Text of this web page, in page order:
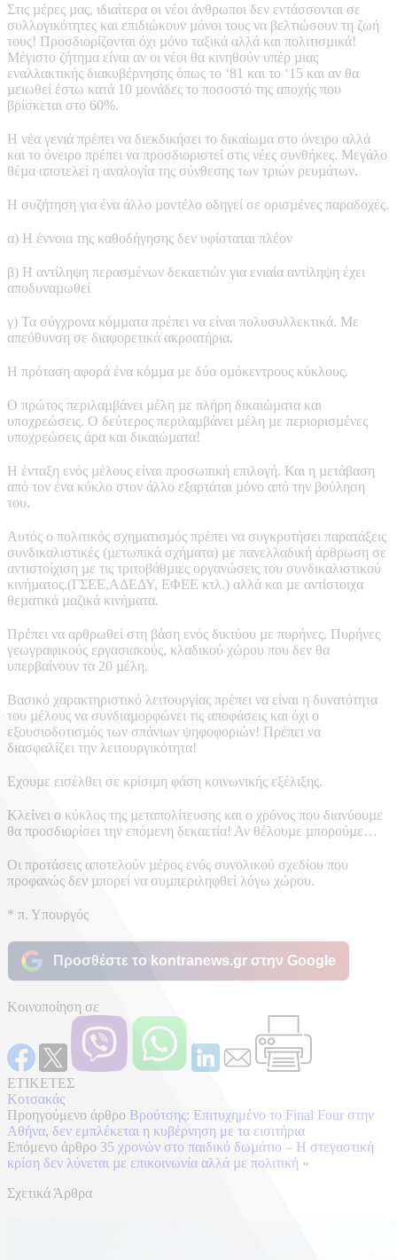
Στις µέρες µας, ιδιαίτερα οι νέοι άνθρωποι δεν εντάσσονται σε
συλλογικότητες και επιδιώκουν µόνοι τους να βελτιώσουν τη ζωή
τους! Προσδιορίζονται όχι µόνο ταξικά αλλά και πολιτισµικά!
Μέγιστο ζήτηµα είναι αν οι νέοι θα κινηθούν υπέρ µιας
εναλλακτικής διακυβέρνησης όπως το ‘81 και το ‘15 και αν θα
µειωθεί έστω κατά 10 µονάδες το ποσοστό της αποχής που
βρίσκεται στο 60%.
Η νέα γενιά πρέπει να διεκδικήσει το δικαίωµα στο όνειρο αλλά
και το όνειρο πρέπει να προσδιοριστεί στις νέες συνθήκες. Μεγάλο
θέµα αποτελεί η αναλογία της σύνθεσης των τριών ρευµάτων.
Η συζήτηση για ένα άλλο µοντέλο οδηγεί σε ορισµένες παραδοχές.
α) Η έννοια της καθοδήγησης δεν υφίσταται πλέον
β) Η αντίληψη περασµένων δεκαετιών για ενιαία αντίληψη έχει
αποδυναµωθεί
γ) Τα σύγχρονα κόµµατα πρέπει να είναι πολυσυλλεκτικά. Με
απεύθυνση σε διαφορετικά ακροατήρια.
Η πρόταση αφορά ένα κόµµα µε δύο οµόκεντρους κύκλους.
Ο πρώτος περιλαµβάνει µέλη µε πλήρη δικαιώµατα και
υποχρεώσεις. Ο δεύτερος περιλαµβάνει µέλη µε περιορισµένες
υποχρεώσεις άρα και δικαιώµατα!
Η ένταξη ενός µέλους είναι προσωπική επιλογή. Και η µετάβαση
από τον ένα κύκλο στον άλλο εξαρτάται µόνο από την βούληση
του.
Αυτός ο πολιτικός σχηµατισµός πρέπει να συγκροτήσει παρατάξεις
συνδικαλιστικές (µετωπικά σχήµατα) µε πανελλαδική άρθρωση σε
αντιστοίχιση µε τις τριτοβάθµιες οργανώσεις του συνδικαλιστικού
κινήµατος.(ΓΣΕΕ,ΑΔΕΔΥ, ΕΦΕΕ κτλ.) αλλά και µε αντίστοιχα
θεµατικά µαζικά κινήµατα.
Πρέπει να αρθρωθεί στη βάση ενός δικτύου µε πυρήνες. Πυρήνες
γεωγραφικούς εργασιακούς, κλαδικού χώρου που δεν θα
υπερβαίνουν τα 20 µέλη.
Βασικό χαρακτηριστικό λειτουργίας πρέπει να είναι η δυνατότητα
του µέλους να συνδιαµορφώνει τις αποφάσεις και όχι ο
εξουσιοδοτισµός των σπάνιων ψηφοφοριών! Πρέπει να
διασφαλίζει την λειτουργικότητα!
Εχουµε εισέλθει σε κρίσιµη φάση κοινωνικής εξέλιξης.
Κλείνει ο κύκλος της µεταπολίτευσης και ο χρόνος που διανύουµε
θα προσδιορίσει την επόµενη δεκαετία! Αν θέλουµε µπορούµε…
Οι προτάσεις αποτελούν µέρος ενός συνολικού σχεδίου που
προφανώς δεν µπορεί να συµπεριληφθεί λόγω χώρου.
* π. Υπουργός
Προσθέστε το kontranews.gr στην Google
Κοινοποίηση σε
ΕΤΙΚΕΤΕΣ
Κοτσακάς
Προηγούμενο άρθρο Βρούτσης: Επιτυχημένο το Final Four στην
Αθήνα, δεν εμπλέκεται η κυβέρνηση με τα εισιτήρια
Επόμενο άρθρο 35 χρονών στο παιδικό δωµάτιο – Η στεγαστική
κρίση δεν λύνεται µε επικοινωνία αλλά µε πολιτική »
Σχετικά Άρθρα